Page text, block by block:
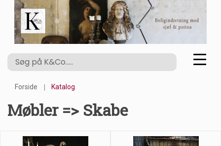
Forside Katalog
Møbler => Skabe